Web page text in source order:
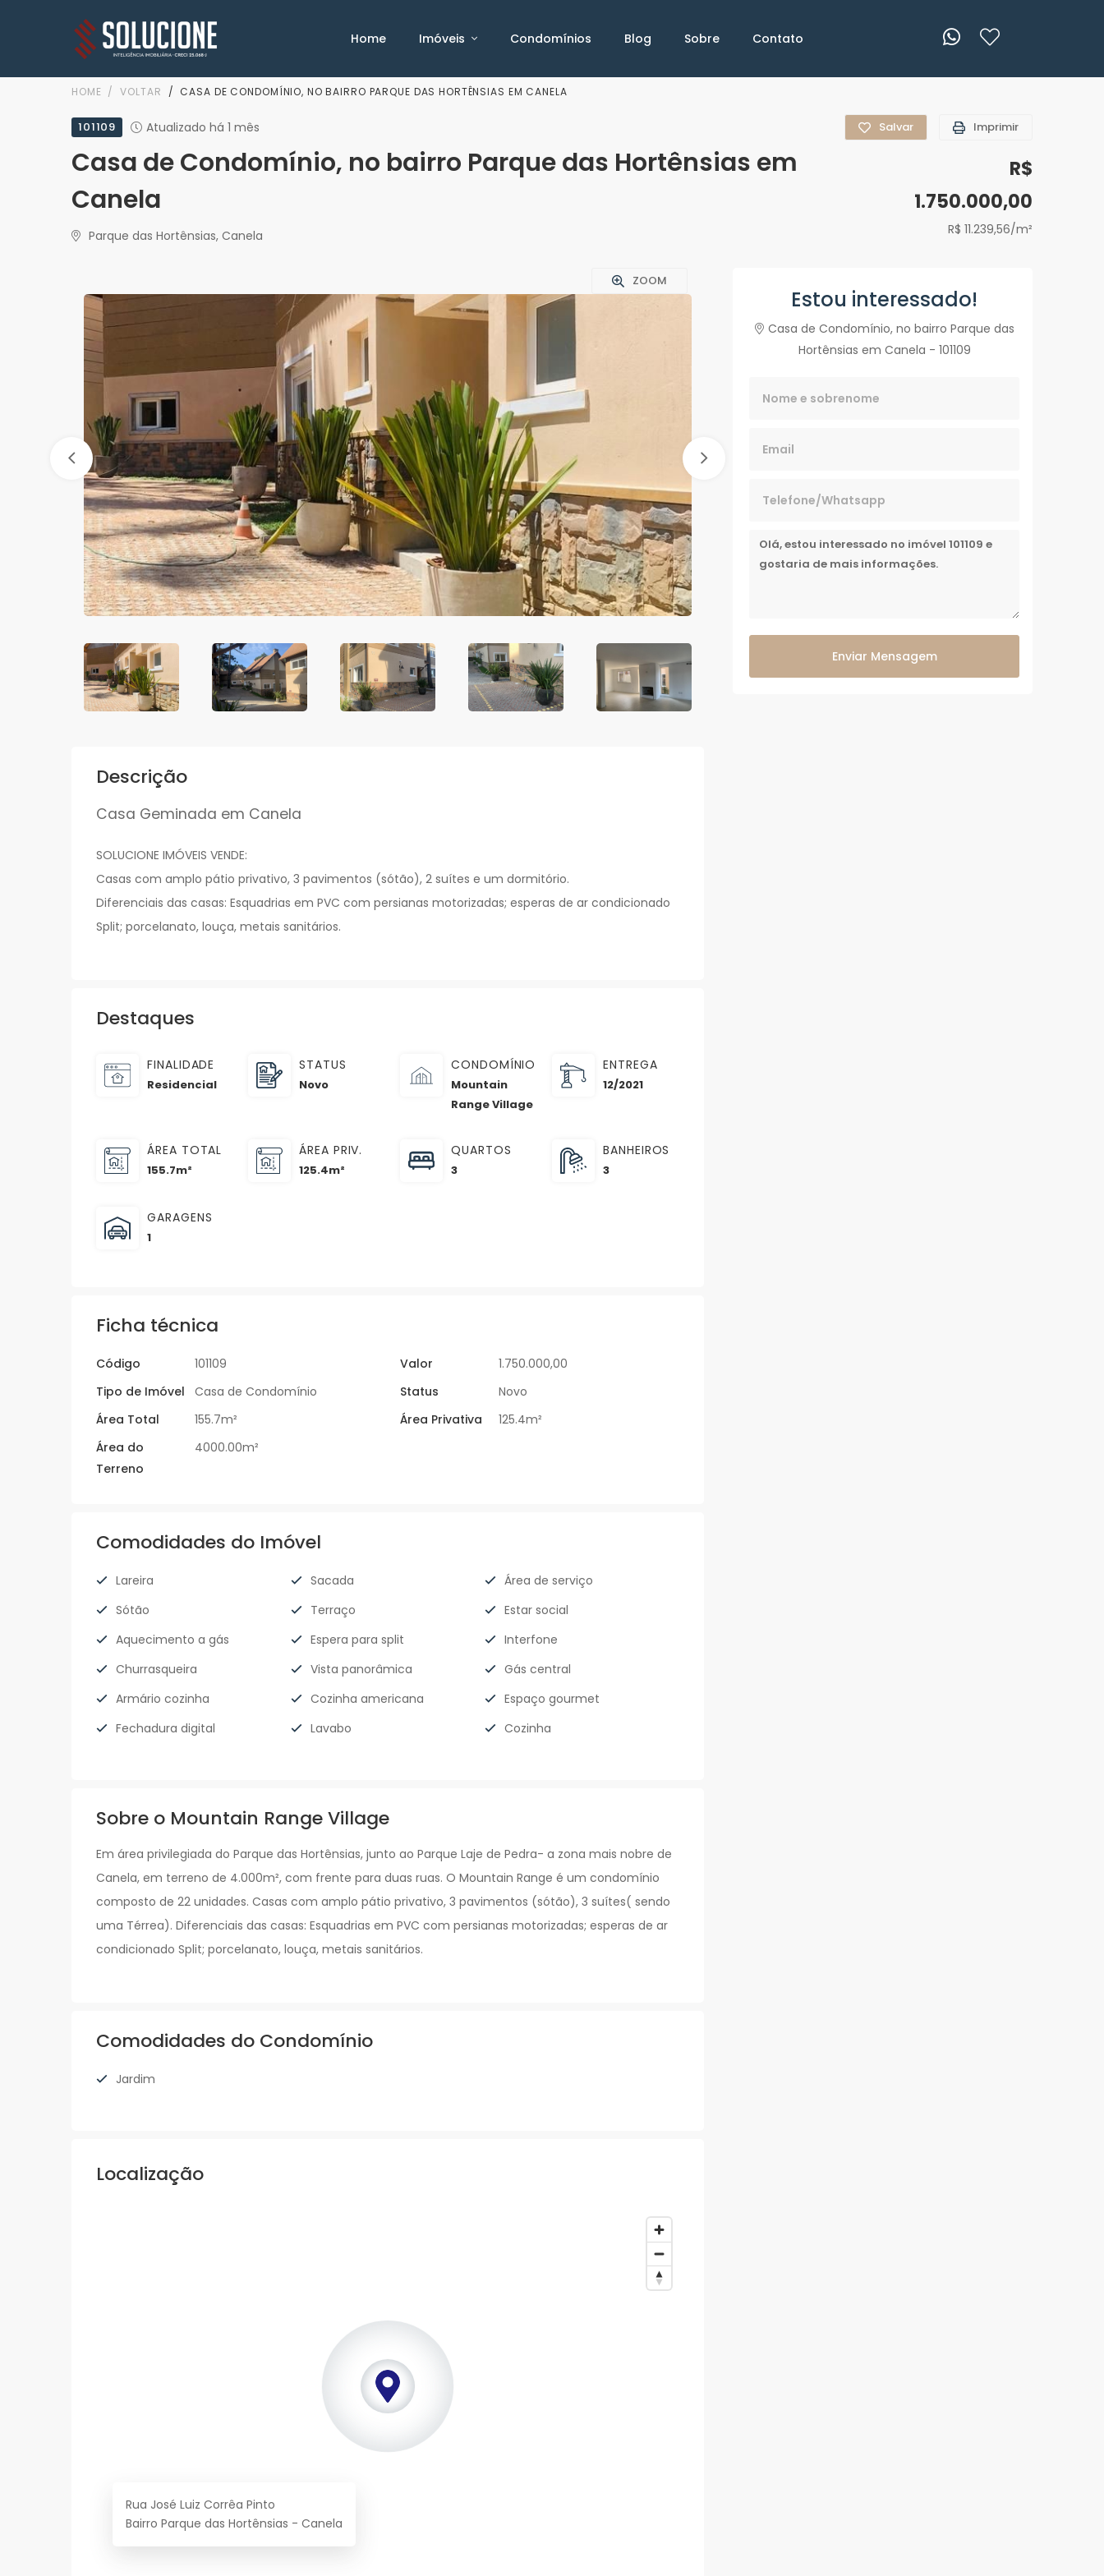
Home Imóveis Condomínios Blog Sobre Contato
HOME VOLTAR CASA DE CONDOMÍNIO, NO BAIRRO PARQUE DAS HORTÊNSIAS EM CANELA
101109 Atualizado há 1 mês Salvar Imprimir
Casa de Condomínio, no bairro Parque das Hortênsias em
Canela
Parque das Hortênsias, Canela
R$
1.750.000,00
R$ 11.239,56/m²
ZOOM
Descrição
Casa Geminada em Canela
SOLUCIONE IMÓVEIS VENDE:
Casas com amplo pátio privativo, 3 pavimentos (sótão), 2 suítes e um dormitório.
Diferenciais das casas: Esquadrias em PVC com persianas motorizadas; esperas de ar condicionado
Split; porcelanato, louça, metais sanitários.
Destaques
FINALIDADE
Residencial
STATUS
Novo
CONDOMÍNIO
Mountain
Range Village
ENTREGA
12/2021
ÁREA TOTAL
155.7m²
ÁREA PRIV.
125.4m²
QUARTOS
3
BANHEIROS
3
GARAGENS
1
Ficha técnica
Código 101109 Valor
1.750.000,00
Tipo de Imóvel
Casa de Condomínio Status
Novo
Área Total
155.7m² Área Privativa
125.4m²
Área do
Terreno
4000.00m²
Comodidades do Imóvel
Lareira Sacada
Área de serviço
Sótão
Terraço
Estar social
Aquecimento a gás
Espera para split
Interfone
Churrasqueira
Vista panorâmica
Gás central
Armário cozinha
Cozinha americana
Espaço gourmet
Fechadura digital
Lavabo Cozinha
Sobre o Mountain Range Village
Em área privilegiada do Parque das Hortênsias, junto ao Parque Laje de Pedra- a zona mais nobre de
Canela, em terreno de 4.000m², com frente para duas ruas. O Mountain Range é um condomínio
composto de 22 unidades. Casas com amplo pátio privativo, 3 pavimentos (sótão), 3 suítes( sendo
uma Térrea). Diferenciais das casas: Esquadrias em PVC com persianas motorizadas; esperas de ar
condicionado Split; porcelanato, louça, metais sanitários.
Comodidades do Condomínio
Jardim
Localização
Rua José Luiz Corrêa Pinto
Bairro Parque das Hortênsias - Canela
Estou interessado!
Casa de Condomínio, no bairro Parque das
Hortênsias em Canela - 101109
Enviar Mensagem